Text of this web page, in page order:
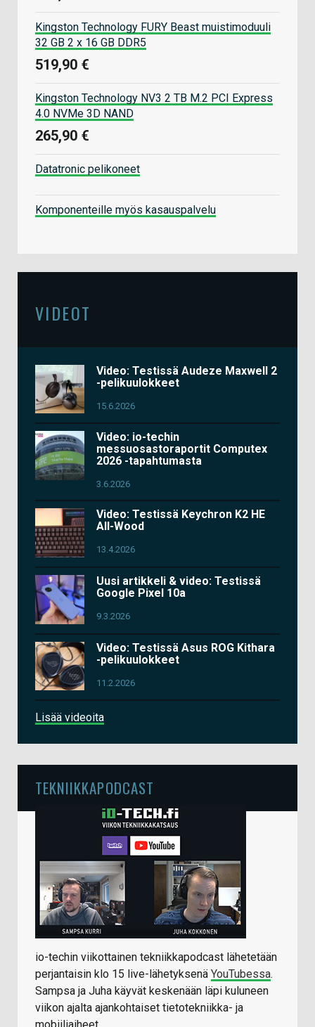
Kingston Technology FURY Beast muistimoduuli
32 GB 2 x 16 GB DDR5
519,90 €
Kingston Technology NV3 2 TB M.2 PCI Express
4.0 NVMe 3D NAND
265,90 €
Datatronic pelikoneet
Komponenteille myös kasauspalvelu
VIDEOT
Video: Testissä Audeze Maxwell 2
-pelikuulokkeet
15.6.2026
Video: io-techin
messuosastoraportit Computex
2026 -tapahtumasta
3.6.2026
Video: Testissä Keychron K2 HE
All-Wood
13.4.2026
Uusi artikkeli & video: Testissä
Google Pixel 10a
9.3.2026
Video: Testissä Asus ROG Kithara
-pelikuulokkeet
11.2.2026
Lisää videoita
TEKNIIKKAPODCAST
io-techin viikottainen tekniikkapodcast lähetetään
perjantaisin klo 15 live-lähetyksenä YouTubessa.
Sampsa ja Juha käyvät keskenään läpi kuluneen
viikon ajalta ajankohtaiset tietotekniikka- ja